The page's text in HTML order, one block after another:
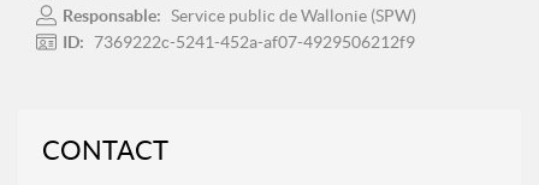
Responsable: Service public de Wallonie (SPW)
ID:
7369222c-5241-452a-af07-4929506212f9
CONTACT